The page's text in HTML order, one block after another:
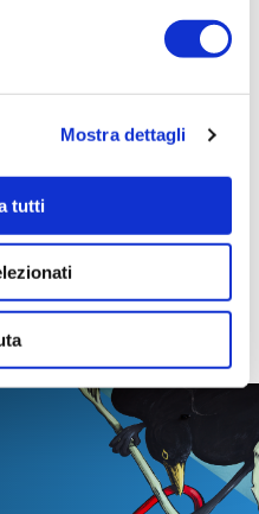
Mostra dettagli
tutti
il 04/08/2020